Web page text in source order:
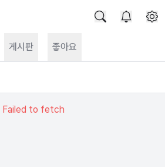
게시판 좋아요
Failed to fetch